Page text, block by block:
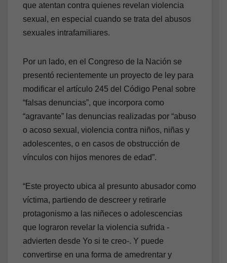
que atentan contra quienes revelan violencia
sexual, en especial cuando se trata del abusos
sexuales intrafamiliares.
Por un lado, en el Congreso de la Nación se
presentó recientemente un proyecto de ley para
modificar el artículo 245 del Código Penal sobre
“falsas denuncias”, que incorpora como
“agravante” las denuncias realizadas por “abuso
o acoso sexual, violencia contra niños, niñas y
adolescentes, o en casos de obstrucción de
vínculos con hijos menores de edad”.
“Este proyecto ubica al presunto abusador como
víctima, partiendo de descreer y retirarle
protagonismo a las niñeces o adolescencias
que lograron revelar la violencia sufrida -
advierten desde Yo si te creo-. Y puede
convertirse en una forma de amedrentar y